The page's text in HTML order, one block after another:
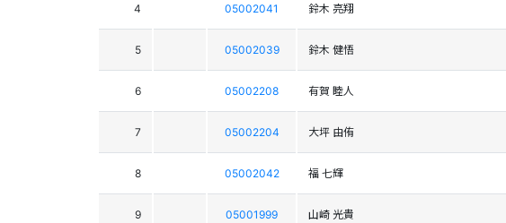
4 05002041 鈴木 亮翔
5 05002039 鈴木 健悟
6 05002208 有賀 睦人
7 05002204 大坪 由侑
8 05002042 福 七輝
9 05001999 山崎 光貴